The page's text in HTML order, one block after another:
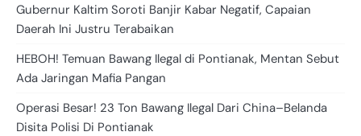
Gubernur Kaltim Soroti Banjir Kabar Negatif, Capaian
Daerah Ini Justru Terabaikan
HEBOH! Temuan Bawang Ilegal di Pontianak, Mentan Sebut
Ada Jaringan Mafia Pangan
Operasi Besar! 23 Ton Bawang Ilegal Dari China–Belanda
Disita Polisi Di Pontianak